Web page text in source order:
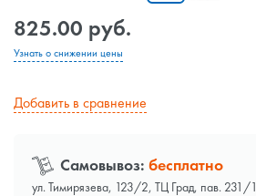
825.00 руб.
Узнать о снижении цены
Добавить в сравнение
Самовывоз: бесплатно
ул. Тимирязева, 123/2, ТЦ Град, пав. 231/1